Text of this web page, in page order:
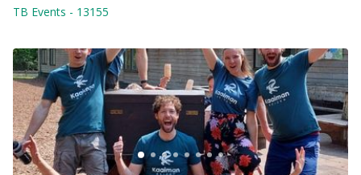
TB Events - 13155